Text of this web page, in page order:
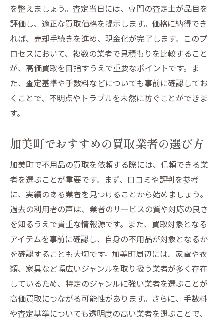
を整えましょう。査定当日には、専門の査定士が品目を
評価し、適正な買取価格を提示します。価格に納得でき
れば、売却手続きを進め、現金化が完了します。このプ
ロセスにおいて、複数の業者で見積もりを比較すること
が、高価買取を目指すうえで重要なポイントです。ま
た、査定基準や手数料などについても事前に確認してお
くことで、不明点やトラブルを未然に防ぐことができま
す。
加美町でおすすめの買取業者の選び方
加美町で不用品の買取を依頼する際には、信頼できる業
者を選ぶことが重要です。まず、口コミや評判を参考
に、実績のある業者を見つけることから始めましょう。
過去の利用者の声は、業者のサービスの質や対応の良さ
を知るうえで貴重な情報源です。また、買取対象となる
アイテムを事前に確認し、自身の不用品が対象となるか
を確認することも大切です。加美町周辺には、家電や衣
類、家具など幅広いジャンルを取り扱う業者が多く存在
しているため、特定のジャンルに強い業者を選ぶことが
高価買取につながる可能性があります。さらに、手数料
や査定基準についても透明度の高い業者を選ぶことで、